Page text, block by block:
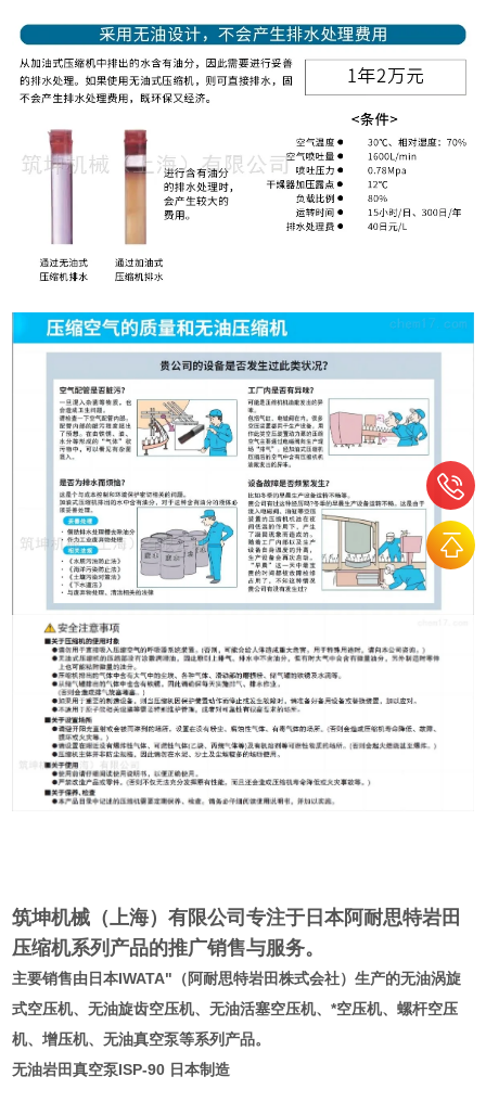
筑坤机械（上海）有限公司专注于日本阿耐思特岩田
压缩机系列产品的推广销售与服务。
主要销售由日本IWATA"（阿耐思特岩田株式会社）生产的无油涡旋
式空压机、无油旋齿空压机、无油活塞空压机、*空压机、螺杆空压
机、增压机、无油真空泵等系列产品。
无油岩田真空泵ISP-90 日本制造